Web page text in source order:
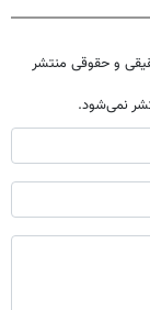
و حقوقی منتشر
نمی‌شود.